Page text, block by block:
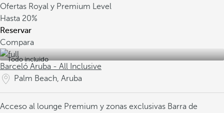
Ofertas Royal y Premium Level
Hasta 20%
Reservar
Compara
Todo incluido
Barceló Aruba - All Inclusive
Palm Beach, Aruba
Acceso al lounge Premium y zonas exclusivas Barra de